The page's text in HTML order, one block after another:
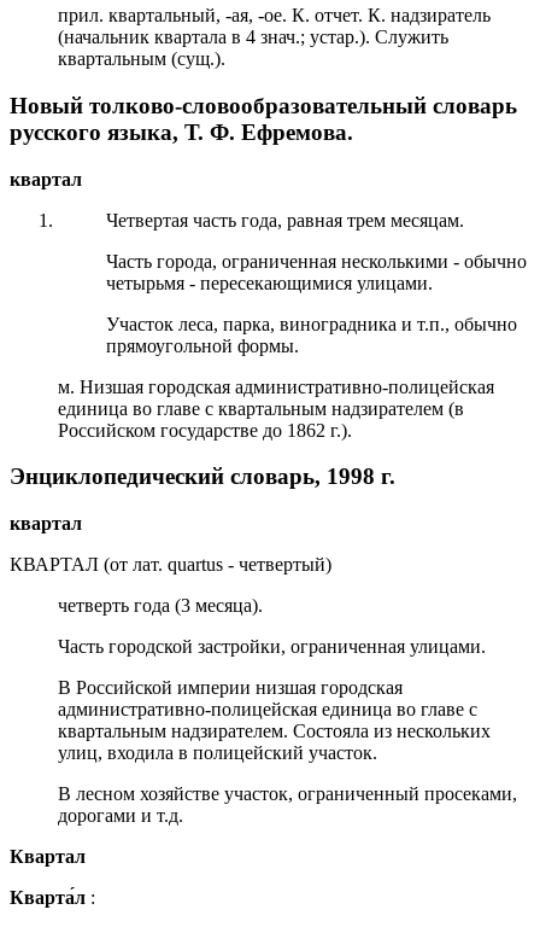
прил. квартальный, -ая, -ое. К. отчет. К. надзиратель
(начальник квартала в 4 знач.; устар.). Служить
квартальным (сущ.).
Новый толково-словообразовательный словарь
русского языка, Т. Ф. Ефремова.
квартал
Четвертая часть года, равная трем месяцам.
Часть города, ограниченная несколькими - обычно
четырьмя - пересекающимися улицами.
Участок леса, парка, виноградника и т.п., обычно
прямоугольной формы.
м. Низшая городская административно-полицейская
единица во главе с квартальным надзирателем (в
Российском государстве до 1862 г.).
Энциклопедический словарь, 1998 г.
квартал
КВАРТАЛ (от лат. quartus - четвертый)
четверть года (3 месяца).
Часть городской застройки, ограниченная улицами.
В Российской империи низшая городская
административно-полицейская единица во главе с
квартальным надзирателем. Состояла из нескольких
улиц, входила в полицейский участок.
В лесном хозяйстве участок, ограниченный просеками,
дорогами и т.д.
Квартал
Кварта́л :